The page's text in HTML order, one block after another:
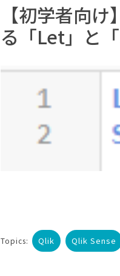
【初学者向
る「Let」と
Topics: Qlik Qlik Sense